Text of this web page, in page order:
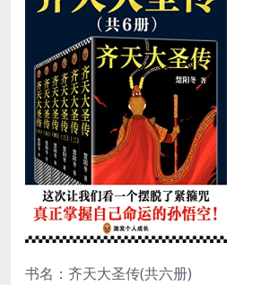
书名：齐天大圣传(共六册)